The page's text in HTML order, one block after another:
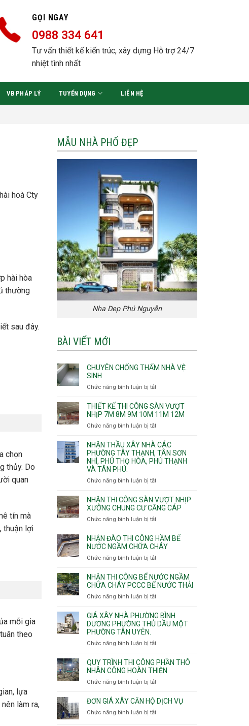
GỌI NGAY
0988 334 641
Tư vấn thiết kế kiến trúc, xây dựng Hỗ trợ 24/7
nhiệt tình nhất
VB PHÁP LÝ TUYỂN DỤNG LIÊN HỆ
hoà Cty
hài hòa
thường
sau đây.
chọn
thủy. Do
quan
tín mà
thuận lợi
mỗi gia
theo
lựa
làm ra,
MẪU NHÀ PHỐ ĐẸP
Nha Dep Phú Nguyễn
BÀI VIẾT MỚI
CHUYÊN CHỐNG THẤM NHÀ VỆ
SINH
Chức năng bình luận bị tắtở
chống
thấm
sinh
THIẾT KẾ THI CÔNG SÀN VƯỢT
NHỊP 7M 8M 9M 10M 11M 12M
Chức năng bình luận bị tắtở
kế
thi
công
8m
9m
10m
12m
NHẬN THẦU XÂY NHÀ CÁC
PHƯỜNG TÂY THẠNH, TÂN SƠN
NHÌ, PHÚ THỌ HÒA, PHÚ THẠNH
VÀ TÂN PHÚ.
Chức năng bình luận bị tắtở
thầu
xây
phường
Tây
Thạnh,
Tân
Nhì,
Phú
Phú
Thạnh
và
Phú.
NHẬN THI CÔNG SÀN VƯỢT NHỊP
XƯỞNG CHUNG CƯ CĂNG CÁP
Chức năng bình luận bị tắtở
thi
công
xưởng
chung
cư
cáp
NHẬN ĐÀO THI CÔNG HẦM BỂ
NƯỚC NGẦM CHỮA CHÁY
Chức năng bình luận bị tắtở
đào
thi
nước
Ngầm
cháy
NHẬN THI CÔNG BỂ NƯỚC NGẦM
CHỮA CHÁY PCCC BỂ NƯỚC THẢI
Chức năng bình luận bị tắtở
thi
công
chữa
cháy
pccc
bể
thải
GIÁ XÂY NHÀ PHƯỜNG BÌNH
DƯƠNG PHƯỜNG THỦ DẦU MỘT
PHƯỜNG TÂN UYÊN.
Chức năng bình luận bị tắtở
xây
nhà
Phường
Thủ
QUY TRÌNH THI CÔNG PHẦN THÔ
NHÂN CÔNG HOÀN THIỆN
Chức năng bình luận bị tắtở
trình
công
ĐƠN GIÁ XÂY CĂN HỘ DỊCH VỤ
Chức năng bình luận bị tắtở